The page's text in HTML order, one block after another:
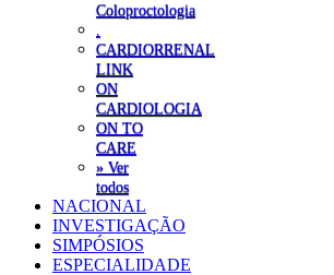
Coloproctologia
CARDIORRENAL
LINK
ON
CARDIOLOGIA
ON TO
CARE
» Ver
todos
NACIONAL
INVESTIGAÇÃO
SIMPÓSIOS
ESPECIALIDADE